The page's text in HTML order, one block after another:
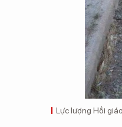
Lực lượng Hồi